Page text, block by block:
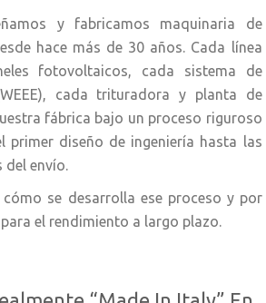
y fabricamos maquinaria de
hace más de 30 años. Cada línea
fotovoltaicos, cada sistema de
cada trituradora y planta de
fábrica bajo un proceso riguroso
primer diseño de ingeniería hasta las
del envío.
se desarrolla ese proceso y por
el rendimiento a largo plazo.